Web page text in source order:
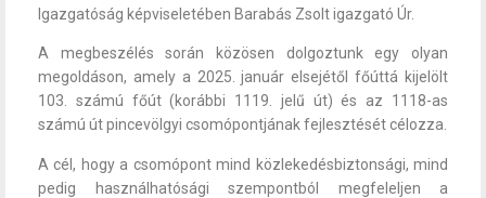
Igazgatóság képviseletében Barabás Zsolt igazgató Úr.
A megbeszélés során közösen dolgoztunk egy olyan
megoldáson, amely a 2025. január elsejétől főúttá kijelölt
103. számú főút (korábbi 1119. jelű út) és az 1118-as
számú út pincevölgyi csomópontjának fejlesztését célozza.
A cél, hogy a csomópont mind közlekedésbiztonsági, mind
pedig használhatósági szempontból megfeleljen a